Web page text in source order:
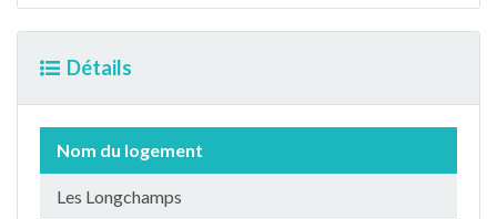
Détails
Nom du logement
Les Longchamps